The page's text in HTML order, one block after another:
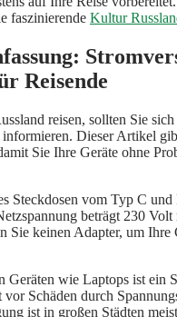
faszinierende Kultur
Reisende
reisen, sollten Sie
informieren. Dieser Artikel
Sie Ihre Geräte ohne
Steckdosen vom Typ C und
beträgt 230 Volt
Sie keinen Adapter, um Ihre
Geräten wie Laptops ist ein
vor Schäden durch
ist in großen Städten